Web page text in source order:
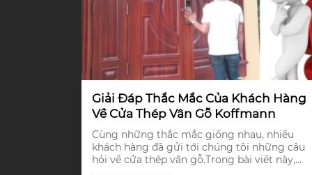
Giải Đáp Thắc Mắc Của Khách Hàng
Về Cửa Thép Vân Gỗ Koffmann
Cùng những thắc mắc giống nhau, nhiều
khách hàng đã gửi tới chúng tôi những câu
hỏi về cửa thép vân gỗ.Trong bài viết này,